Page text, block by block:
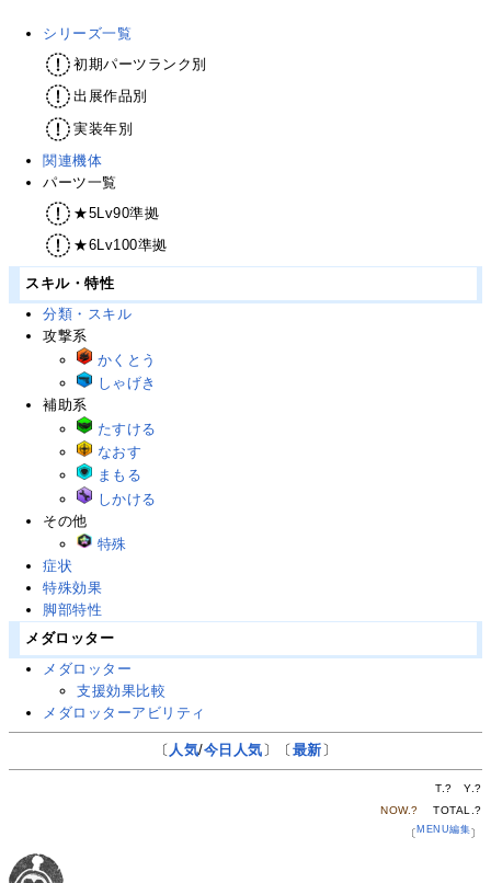
シリーズ一覧
初期パーツランク別
出展作品別
実装年別
関連機体
パーツ一覧
★5Lv90準拠
★6Lv100準拠
スキル・特性
分類・スキル
攻撃系
かくとう
しゃげき
補助系
たすける
なおす
まもる
しかける
その他
特殊
症状
特殊効果
脚部特性
メダロッター
メダロッター
支援効果比較
メダロッターアビリティ
〔 人気/今日人気 〕〔 最新 〕
T.? Y.?
NOW.? TOTAL.?
〔MENU編集〕